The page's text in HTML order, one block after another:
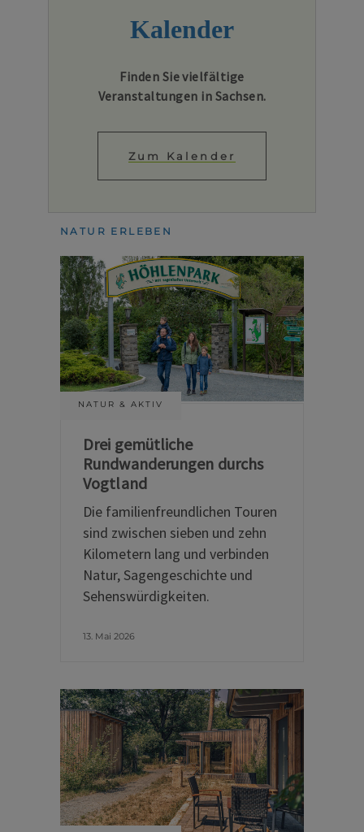
Kalender
Finden Sie vielfältige
Veranstaltungen in Sachsen.
Zum Kalender
NATUR ERLEBEN
NATUR & AKTIV
Drei gemütliche
Rundwanderungen durchs
Vogtland
Die familienfreundlichen Touren
sind zwischen sieben und zehn
Kilometern lang und verbinden
Natur, Sagengeschichte und
Sehenswürdigkeiten.
13. Mai 2026